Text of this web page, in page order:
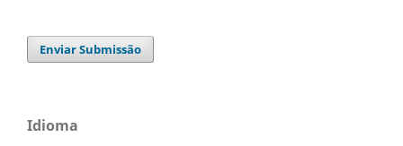
Enviar Submissão
Idioma